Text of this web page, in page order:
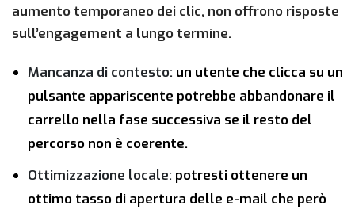
aumento temporaneo dei clic, non offrono risposte
sull’engagement a lungo termine.
Mancanza di contesto: un utente che clicca su un
pulsante appariscente potrebbe abbandonare il
carrello nella fase successiva se il resto del
percorso non è coerente.
Ottimizzazione locale: potresti ottenere un
ottimo tasso di apertura delle e-mail che però